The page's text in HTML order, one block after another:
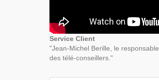
Service Client
"Jean-Michel Berille, le responsable
des télé-conseillers."